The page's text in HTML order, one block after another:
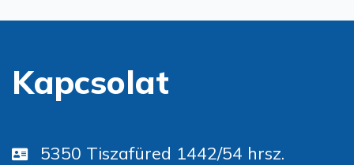
Kapcsolat
5350 Tiszafüred 1442/54 hrsz.